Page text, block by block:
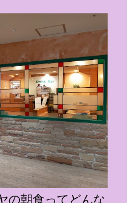
の朝食ってどんな